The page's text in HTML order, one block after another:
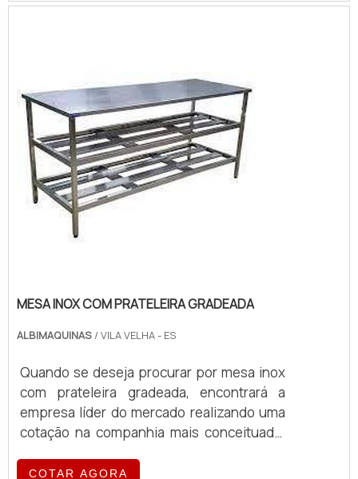
Albimáquinas. Com grande expressão de
mercado quando o assunto é fatiador de
pães ...
MESA INOX COM PRATELEIRA GRADEADA
ALBIMAQUINAS / VILA VELHA - ES
Quando se deseja procurar por mesa inox
com prateleira gradeada, encontrará a
empresa líder do mercado realizando uma
cotação na companhia mais conceituada.
prateleira gradeada, com a equipe da
COTAR AGORA